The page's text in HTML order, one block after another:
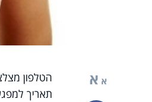
א א
הטלפון
תאריך